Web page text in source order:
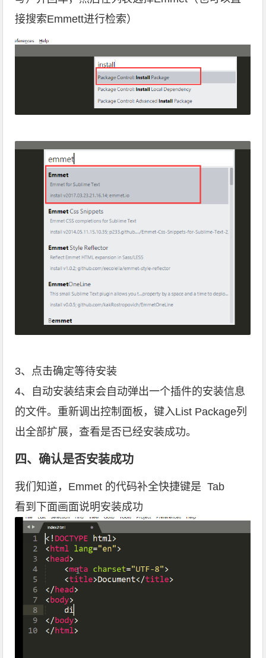
接搜索Emmett进行检索）
3、点击确定等待安装
4、自动安装结束会自动弹出一个插件的安装信息
的文件。重新调出控制面板，键入List Package列
出全部扩展，查看是否已经安装成功。
四、确认是否安装成功
我们知道，Emmet 的代码补全快捷键是 Tab
看到下面画面说明安装成功